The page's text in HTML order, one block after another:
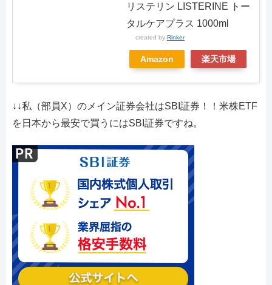
リステリン LISTERINE トー
タルケアプラス 1000ml
created by Rinker
Amazon 楽天市場
↓↓私（部員X）のメイン証券会社はSBI証券！！米株ETF
を日本から最安で買うにはSBI証券ですね。